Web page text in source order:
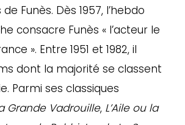
Funès. Dès 1957, l’hebdo
consacre Funès « l’acteur le
». Entre 1951 et 1982, il
dont la majorité se classent
Parmi ses classiques
Grande Vadrouille, L’Aile ou la